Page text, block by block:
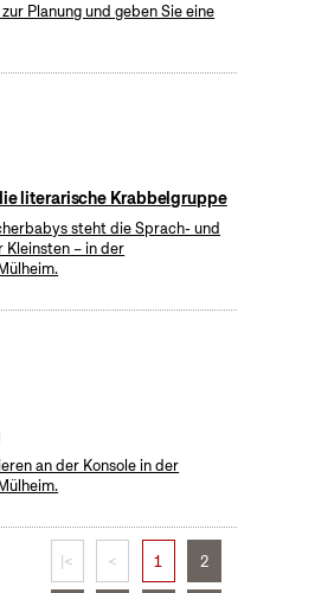
Planung und geben Sie eine
literarische Krabbelgruppe
steht die Sprach- und
Kleinsten – in der
an der Konsole in der
|< < 1 2